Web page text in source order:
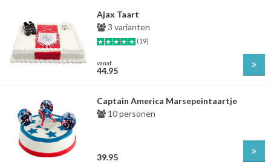
Ajax Taart
3 varianten
(19)
vanaf
44.95
Captain America Marsepeintaartje
10 personen
39.95